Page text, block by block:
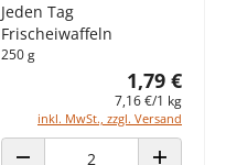
Jeden Tag
Frischeiwaffeln
250 g
1,79 €
7,16 €/1 kg
inkl. MwSt., zzgl. Versand